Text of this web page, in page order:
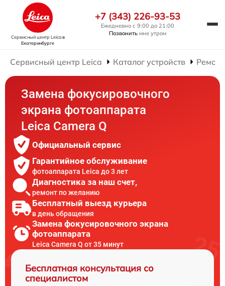
Сервисный центр Leicaв
Екатеринбурге
+7 (343) 226-93-53
Ежедневно с 9:00 до 21:00
Позвонить мне утром
Сервисный центр Leica Каталог устройств
Замена фокусировочного
экрана фотоаппарата
Leica Camera Q
Официальный сервис
Гарантийное обслуживание
фотоаппарата Leica до 3 лет
Диагностика за наш счет,
ремонт по желанию
Бесплатный выезд курьера
в день обращения
Замена фокусировочного экрана
фотоаппарата
Leica Camera Q от 35 минут
Бесплатная консультация со
специалистом